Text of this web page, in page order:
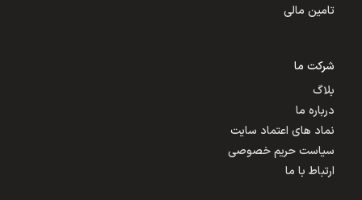
تامین مالی
شرکت ما
بلاگ
درباره ما
نماد های اعتماد سایت
سیاست حریم خصوصی
ارتباط با ما